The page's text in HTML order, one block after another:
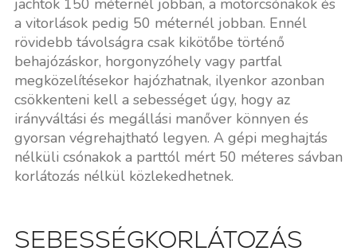
a vitorlások pedig 50 méternél jobban. Ennél
rövidebb távolságra csak kikötőbe történő
behajózáskor, horgonyzóhely vagy partfal
megközelítésekor hajózhatnak, ilyenkor azonban
csökkenteni kell a sebességet úgy, hogy az
irányváltási és megállási manőver könnyen és
gyorsan végrehajtható legyen. A gépi meghajtás
nélküli csónakok a parttól mért 50 méteres sávban
korlátozás nélkül közlekedhetnek.
SEBESSÉGKORLÁTOZÁS